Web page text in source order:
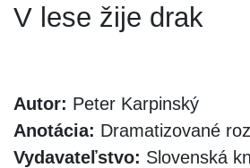
V lese žije drak
Autor: Peter Karpinský
Anotácia: Dramatizované
Vydavateľstvo: Slovenská